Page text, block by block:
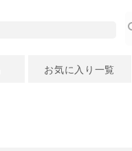
お気に入り一覧